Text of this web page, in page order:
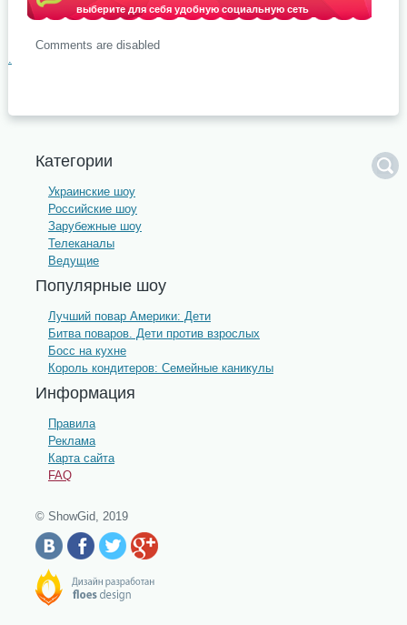
выберите для себя удобную социальную сеть
Comments are disabled
.
Категории
Украинские шоу
Российские шоу
Зарубежные шоу
Телеканалы
Ведущие
Популярные шоу
Лучший повар Америки: Дети
Битва поваров. Дети против взрослых
Босс на кухне
Король кондитеров: Семейные каникулы
Информация
Правила
Реклама
Карта сайта
FAQ
© ShowGid, 2019